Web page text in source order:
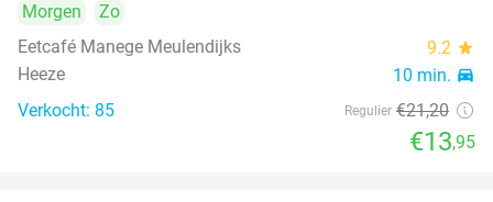
Morgen
Zo
Eetcafé Manege Meulendijks
9.2 star
Heeze 10 min. directions_car
Verkocht: 85 Regulier €21,20
€13,95